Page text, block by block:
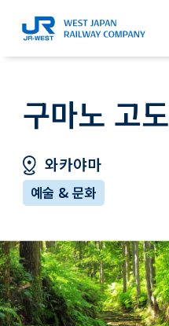
繁體中文
簡体中文
구마노 고도
와카야마
예술 & 문화